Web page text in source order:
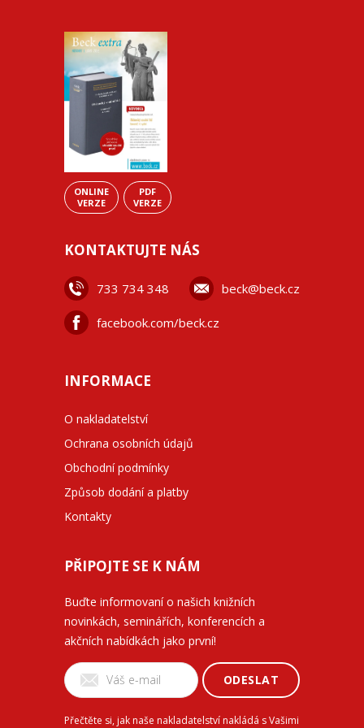
ONLINE
VERZE
PDF
VERZE
KONTAKTUJTE NÁS
733 734 348 beck@beck.cz
facebook.com/beck.cz
INFORMACE
O nakladatelství
Ochrana osobních údajů
Obchodní podmínky
Způsob dodání a platby
Kontakty
PŘIPOJTE SE K NÁM
Buďte informovaní o našich knižních
novinkách, seminářích, konferencích a
akčních nabídkách jako první!
ODESLAT
Přečtěte si, jak naše nakladatelství nakládá s Vašimi